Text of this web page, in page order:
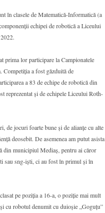
în clasele de Matematică-Informatică (a
echipei de robotică a Liceului
prima lor participare la Campionatele
a fost găzduită de
a 83 de echipe de robotică din
reprezentat și de echipele Liceului Roth-
de jocuri foarte bune și de alianțe cu alte
deosebit. De asemenea am putut asista
din municipiul Mediaș, pentru ai căror
sau sng-iști, ci au fost în primul și în
pe poziția a 16-a, o poziție mai mult
cu robotul denumit cu duioșie „Goguțu”